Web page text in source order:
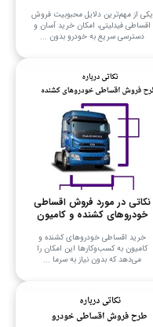
یکی از مهم‌ترین دلایل محبوبیت فروش
اقساطی فیدلیتی، امکان خرید آسان و
دسترسی سریع به خودرو بدون ...
نکاتی در مورد فروش اقساطی
خودروهای کشنده و کامیون
خرید اقساطی خودروهای کشنده و
کامیون به کسب‌وکارها این امکان را
می‌دهد که بدون نیاز به سرما ...